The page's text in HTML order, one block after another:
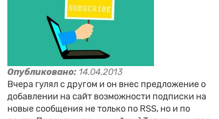
Опубликовано: 14.04.2013
Вчера гулял с другом и он внес предложение о
добавлении на сайт возможности подписки на
новые сообщения не только по RSS, но и по